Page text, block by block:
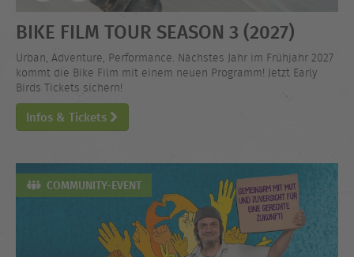
BIKE FILM TOUR SEASON 3 (2027)
Urban, Adventure, Performance. Nächstes Jahr im Frühjahr 2027
kommt die Bike Film mit einem neuen Programm! Jetzt Early
Birds Tickets sichern!
Infos & Tickets
COMMUNITY-EVENT